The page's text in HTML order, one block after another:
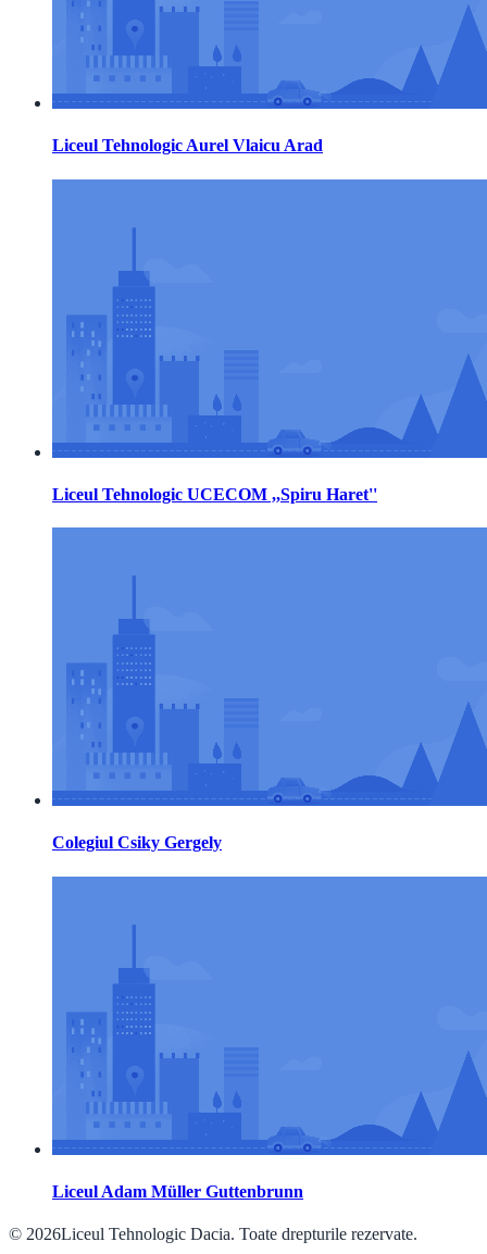
Liceul Tehnologic Aurel Vlaicu Arad
Liceul Tehnologic UCECOM ,,Spiru Haret''
Colegiul Csiky Gergely
Liceul Adam Müller Guttenbrunn
© 2026Liceul Tehnologic Dacia. Toate drepturile rezervate.